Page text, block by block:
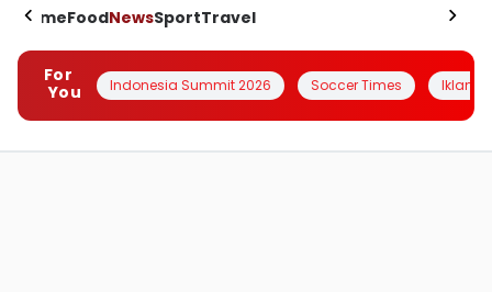
HomeFoodNewsSportTravel
For
You
Indonesia Summit 2026 Soccer Times Iklanin